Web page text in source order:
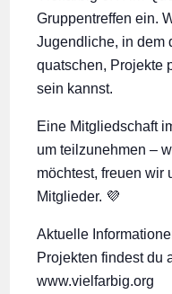
Gruppentreffen ein.
Jugendliche, in dem
quatschen, Projekte
sein kannst.
Eine Mitgliedschaft
um teilzunehmen –
möchtest, freuen wir
Mitglieder. 💜
Aktuelle
Projekten findest du
www.vielfarbig.org